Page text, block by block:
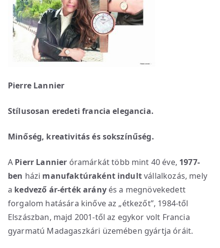
Pierre Lannier
Stílusosan eredeti francia elegancia.
Minőség, kreativitás és sokszínűség.
A Pierr Lannier óramárkát több mint 40 éve, 1977-
ben házi manufaktúraként indultvállalkozás, mely
a kedvező ár-érték arányés a megnövekedett
forgalom hatására kinőve az „étkezőt”, 1984-től
Elszászban, majd 2001-től az egykor volt Francia
gyarmatú Madagaszkári üzemében gyártja óráit.